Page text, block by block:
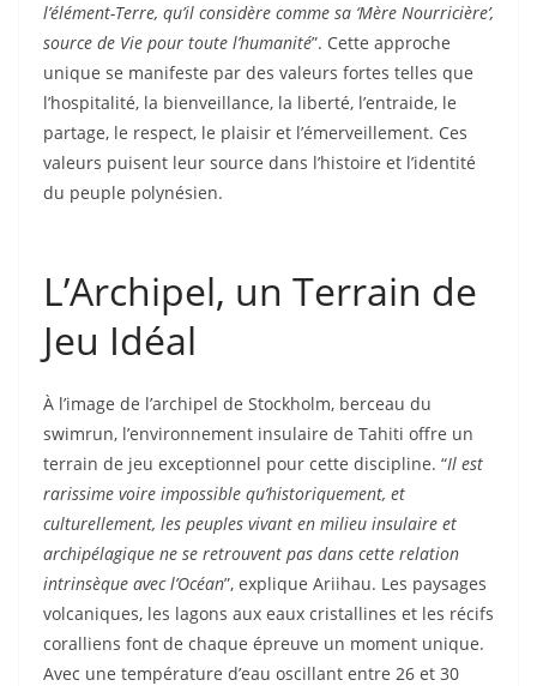
l’élément-Terre, qu’il considère comme sa ‘Mère Nourricière’,
source de Vie pour toute l’humanité”. Cette approche
unique se manifeste par des valeurs fortes telles que
l’hospitalité, la bienveillance, la liberté, l’entraide, le
partage, le respect, le plaisir et l’émerveillement. Ces
valeurs puisent leur source dans l’histoire et l’identité
du peuple polynésien.
L’Archipel, un Terrain de
Jeu Idéal
À l’image de l’archipel de Stockholm, berceau du
swimrun, l’environnement insulaire de Tahiti offre un
terrain de jeu exceptionnel pour cette discipline. “Il est
rarissime voire impossible qu’historiquement, et
culturellement, les peuples vivant en milieu insulaire et
archipélagique ne se retrouvent pas dans cette relation
intrinsèque avec l’Océan”, explique Ariihau. Les paysages
volcaniques, les lagons aux eaux cristallines et les récifs
coralliens font de chaque épreuve un moment unique.
Avec une température d’eau oscillant entre 26 et 30